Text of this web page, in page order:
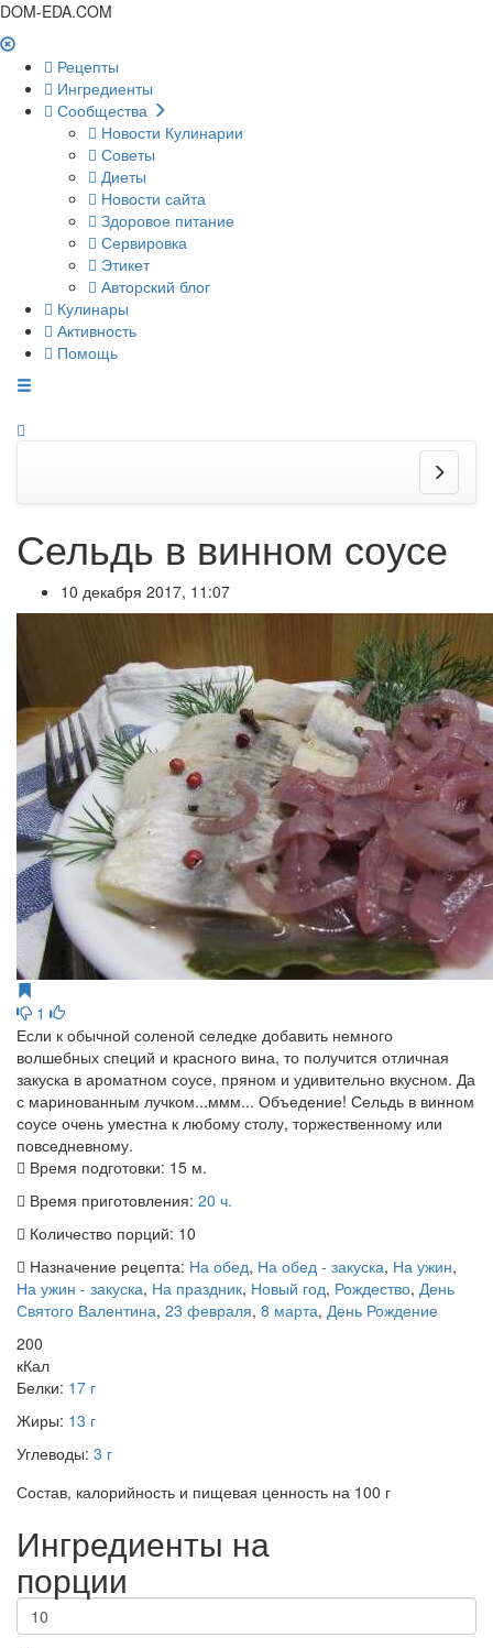
DOM-EDA.COM
Рецепты
Ингредиенты
Сообщества
Новости Кулинарии
Советы
Диеты
Новости сайта
Здоровое питание
Сервировка
Этикет
Авторский блог
Кулинары
Активность
Помощь
Сельдь в винном соусе
10 декабря 2017, 11:07
1
Если к обычной соленой селедке добавить немного
волшебных специй и красного вина, то получится отличная
закуска в ароматном соусе, пряном и удивительно вкусном. Да
с маринованным лучком...ммм... Объедение! Сельдь в винном
соусе очень уместна к любому столу, торжественному или
повседневному.
Время подготовки: 15 м.
Время приготовления: 20 ч.
Количество порций: 10
Назначение рецепта: На обед, На обед - закуска, На ужин,
На ужин - закуска, На праздник, Новый год, Рождество, День
Святого Валентина, 23 февраля, 8 марта, День Рождение
200
кКал
Белки: 17 г
Жиры: 13 г
Углеводы: 3 г
Состав, калорийность и пищевая ценность на 100 г
Ингредиенты на
порции